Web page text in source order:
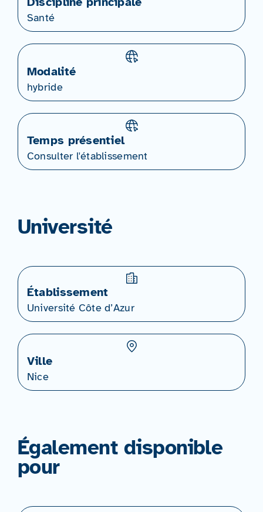
Santé
Modalité
hybride
Temps présentiel
Consulter l'établissement
Université
Établissement
Université Côte d’Azur
Ville
Nice
Également disponible
pour